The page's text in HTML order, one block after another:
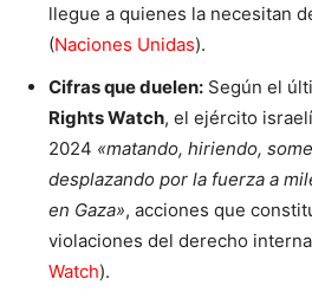
llegue a quienes la necesitan
(Naciones Unidas).
Cifras que duelen: Según el
Rights Watch, el ejército
2024 «matando, hiriendo,
desplazando por la fuerza a
en Gaza», acciones que
violaciones del derecho
Watch).